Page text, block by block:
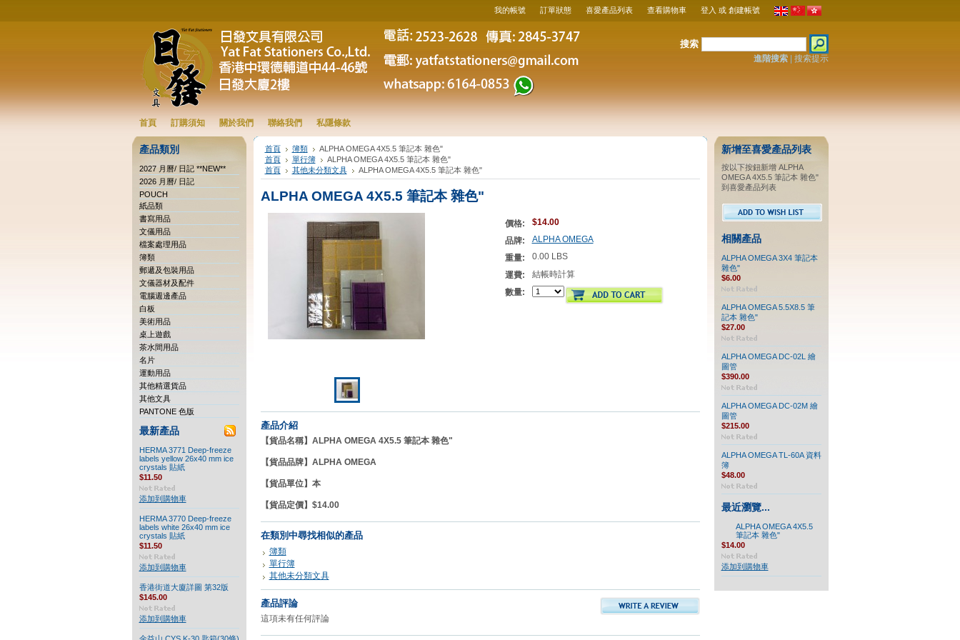
我的帳號 訂單狀態 喜愛產品列表 查看購物車 登入 或 創建帳號
搜索
進階搜索| 搜索提示
首頁 訂購須知 關於我們 聯絡我們 私隱條款
產品類別
2027 月曆/ 日記 **NEW**
2026 月曆/ 日記
POUCH
紙品類
書寫用品
文儀用品
檔案處理用品
簿類
郵遞及包裝用品
文儀器材及配件
電腦週邊產品
白板
美術用品
桌上遊戲
茶水間用品
名片
運動用品
其他精選貨品
其他文具
PANTONE 色版
最新產品
HERMA 3771 Deep-freeze
labels yellow 26x40 mm ice
crystals 貼紙
$11.50
添加到購物車
HERMA 3770 Deep-freeze
labels white 26x40 mm ice
crystals 貼紙
$11.50
添加到購物車
香港街道大廈詳圖 第32版
$145.00
添加到購物車
首頁 簿類
ALPHA OMEGA 4X5.5 筆記本 雜色"
首頁
單行簿
ALPHA OMEGA 4X5.5 筆記本 雜色"
首頁
其他未分類文具 ALPHA OMEGA 4X5.5 筆記本 雜色"
ALPHA OMEGA 4X5.5 筆記本 雜色"
價格:
$14.00
品牌:
ALPHA OMEGA
重量:
0.00 LBS
運費:
結帳時計算
數量:
產品介紹
【貨品名稱】ALPHA OMEGA 4X5.5 筆記本 雜色"
【貨品品牌】 ALPHA OMEGA
【貨品單位】本
【貨品定價】$14.00
在類別中尋找相似的產品
簿類
單行簿
其他未分類文具
產品評論
這項未有任何評論
新增至喜愛產品列表
按以下按鈕新增 ALPHA
OMEGA 4X5.5 筆記本 雜色"
到喜愛產品列表
相關產品
ALPHA OMEGA 3X4 筆記本
雜色"
$6.00
ALPHA OMEGA 5.5X8.5 筆
記本 雜色"
$27.00
ALPHA OMEGA DC-02L 繪
圖管
$390.00
ALPHA OMEGA DC-02M 繪
圖管
$215.00
ALPHA OMEGA TL-60A 資料
簿
$48.00
最近瀏覽...
ALPHA OMEGA 4X5.5
筆記本 雜色"
$14.00
添加到購物車